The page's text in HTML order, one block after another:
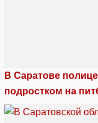
В Саратове
подростком на